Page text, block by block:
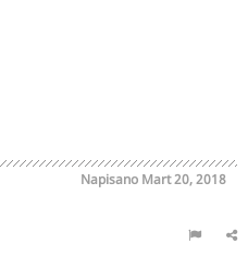
Napisano Mart 20, 2018